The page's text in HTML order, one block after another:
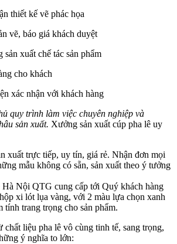
thiết kế vẽ phác họa
vẽ, báo giá khách duyệt
sản xuất chế tác sản phẩm
cho khách
xác nhận với khách hàng
quy trình làm việc chuyên nghiệp và
sản xuất. Xưởng sản xuất cúp pha lê uy
xuất trực tiếp, uy tín, giá rẻ. Nhận đơn mọi
mẫu không có sẵn, sản xuất theo ý tưởng
Hà Nội QTG cung cấp tới Quý khách hàng
xi lót lụa vàng, với 2 màu lựa chọn xanh
tính trang trọng cho sản phẩm.
chất liệu pha lê vô cùng tinh tế, sang trọng,
ý nghĩa to lớn: